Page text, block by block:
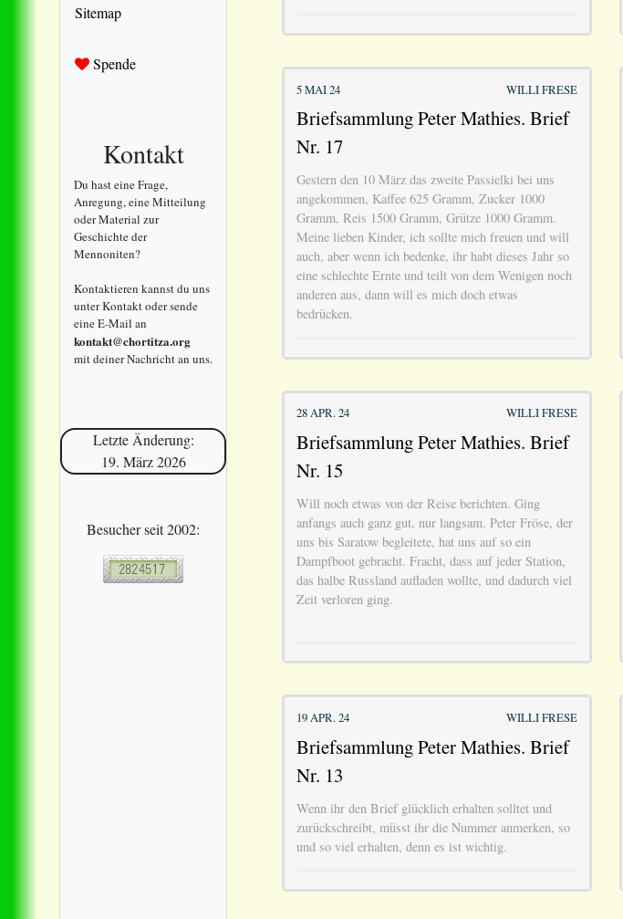
Sitemap
Spende
Kontakt
Du hast eine Frage,
Anregung, eine Mitteilung
oder Material zur
Geschichte der
Mennoniten?
Kontaktieren kannst du uns
unter Kontakt oder sende
eine E-Mail an
kontakt@chortitza.org
mit deiner Nachricht an uns.
Letzte Änderung:
19. März 2026
Besucher seit 2002:
5 MAI 24 WILLI FRESE
Briefsammlung Peter Mathies. Brief
Nr. 17
Gestern den 10 März das zweite Passielki bei uns
angekommen, Kaffee 625 Gramm, Zucker 1000
Gramm, Reis 1500 Gramm, Grütze 1000 Gramm.
Meine lieben Kinder, ich sollte mich freuen und will
auch, aber wenn ich bedenke, ihr habt dieses Jahr so
eine schlechte Ernte und teilt von dem Wenigen noch
anderen aus, dann will es mich doch etwas
bedrücken.
28 APR. 24 WILLI FRESE
Briefsammlung Peter Mathies. Brief
Nr. 15
Will noch etwas von der Reise berichten. Ging
anfangs auch ganz gut, nur langsam. Peter Fröse, der
uns bis Saratow begleitete, hat uns auf so ein
Dampfboot gebracht. Fracht, dass auf jeder Station,
das halbe Russland aufladen wollte, und dadurch viel
Zeit verloren ging.
19 APR. 24 WILLI FRESE
Briefsammlung Peter Mathies. Brief
Nr. 13
Wenn ihr den Brief glücklich erhalten solltet und
zurückschreibt, müsst ihr die Nummer anmerken, so
und so viel erhalten, denn es ist wichtig.